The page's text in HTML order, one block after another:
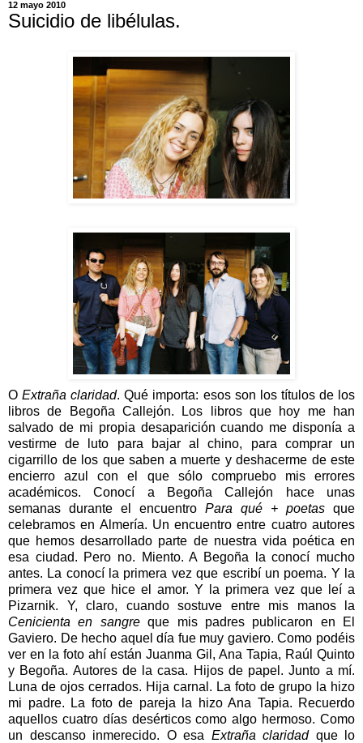
12 mayo 2010
Suicidio de libélulas.
OExtraña claridad. Qué importa: esos son los títulos de los
libros de Begoña Callejón. Los libros que hoy me han
salvado de mi propia desaparición cuando me disponía a
vestirme de luto para bajar al chino, para comprar un
cigarrillo de los que saben a muerte y deshacerme de este
encierro azul con el que sólo compruebo mis errores
académicos. Conocí a Begoña Callejón hace unas
semanas durante el encuentro Para qué + poetas que
celebramos en Almería. Un encuentro entre cuatro autores
que hemos desarrollado parte de nuestra vida poética en
esa ciudad. Pero no. Miento. A Begoña la conocí mucho
antes. La conocí la primera vez que escribí un poema. Y la
primera vez que hice el amor. Y la primera vez que leí a
Pizarnik. Y, claro, cuando sostuve entre mis manos la
Cenicienta en sangreque mis padres publicaron en El
Gaviero. De hecho aquel día fue muy gaviero. Como podéis
ver en la foto ahí están Juanma Gil, Ana Tapia, Raúl Quinto
y Begoña. Autores de la casa. Hijos de papel. Junto a mí.
Luna de ojos cerrados. Hija carnal. La foto de grupo la hizo
mi padre. La foto de pareja la hizo Ana Tapia. Recuerdo
aquellos cuatro días desérticos como algo hermoso. Como
un descanso inmerecido. O esa Extraña claridadque lo